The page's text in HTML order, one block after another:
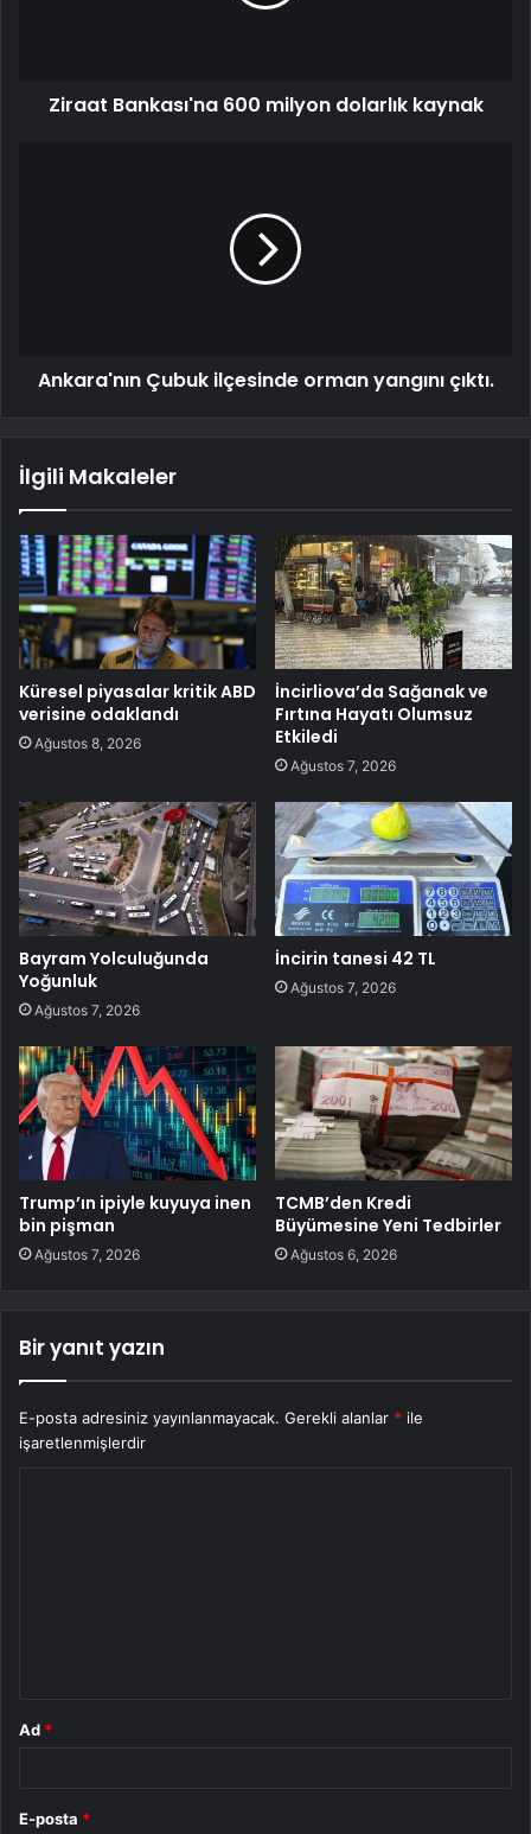
Ziraat Bankası'na 600 milyon dolarlık kaynak
Ankara'nın Çubuk ilçesinde orman yangını çıktı.
İlgili Makaleler
Küresel piyasalar kritik ABD
verisine odaklandı
Ağustos 8, 2026
İncirliova’da Sağanak ve
Fırtına Hayatı Olumsuz
Etkiledi
Ağustos 7, 2026
Bayram Yolculuğunda
Yoğunluk
Ağustos 7, 2026
İncirin tanesi 42 TL
Ağustos 7, 2026
Trump’ın ipiyle kuyuya inen
bin pişman
Ağustos 7, 2026
TCMB’den Kredi
Büyümesine Yeni Tedbirler
Ağustos 6, 2026
Bir yanıt yazın
E-posta adresiniz yayınlanmayacak. Gerekli alanlar * ile
işaretlenmişlerdir
Ad *
E-posta *